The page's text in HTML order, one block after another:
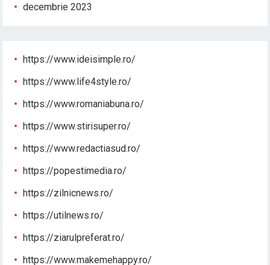
decembrie 2023
https://www.ideisimple.ro/
https://www.life4style.ro/
https://www.romaniabuna.ro/
https://www.stirisuper.ro/
https://www.redactiasud.ro/
https://popestimedia.ro/
https://zilnicnews.ro/
https://utilnews.ro/
https://ziarulpreferat.ro/
https://www.makemehappy.ro/